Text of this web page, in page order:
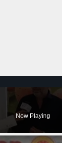
Now Playing